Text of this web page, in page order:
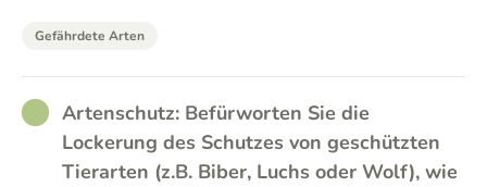
Gefährdete Arten
RATHER_GOOD
Artenschutz: Befürworten Sie die
Lockerung des Schutzes von geschützten
Tierarten (z.B. Biber, Luchs oder Wolf), wie